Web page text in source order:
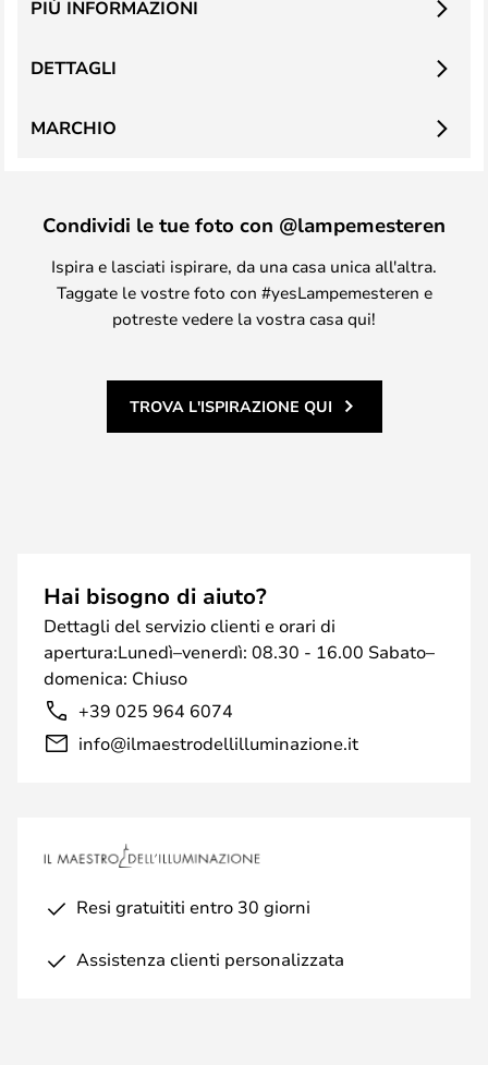
DETTAGLI
PIÙ INFORMAZIONI
MARCHIO
Condividi le tue foto con @lampemesteren
Ispira e lasciati ispirare, da una casa unica all'altra.
Taggate le vostre foto con #yesLampemesteren e
potreste vedere la vostra casa qui!
TROVA L'ISPIRAZIONE QUI
Hai bisogno di aiuto?
Dettagli del servizio clienti e orari di
apertura:Lunedì–venerdì: 08.30 - 16.00 Sabato–
domenica: Chiuso
+39 025 964 6074
info@ilmaestrodellilluminazione.it
Resi gratuititi entro 30 giorni
Assistenza clienti personalizzata